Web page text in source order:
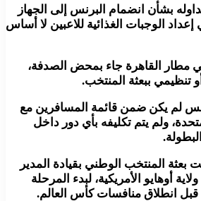
بشأن انضمام البرنس إلى الجهاز
الوجبات الغذائية للاعبين لا أساس
مطار القاهرة جاء بمحض الصدفة،
تنظيمي ببعثة المنتخب.
لم يكن ضمن قائمة المسافرين مع
ولم يتم تكليفه بأي دور داخل
المنتخب الوطني بقيادة المدير
أوهايو الأمريكية، لبدء المرحلة
قبل انطلاق منافسات كأس العالم.